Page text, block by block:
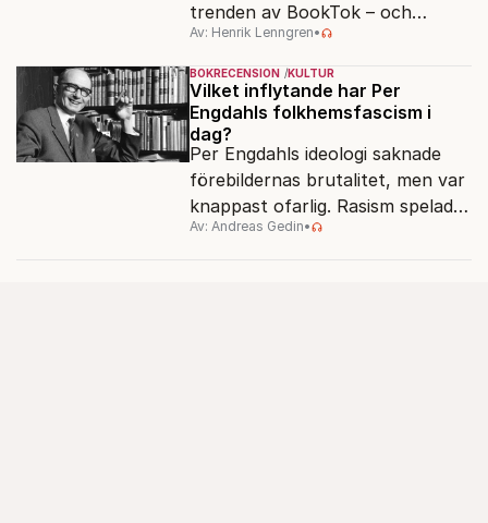
trenden av BookTok – och
förlagen följer efter.
Av: Henrik Lenngren•
BOKRECENSION KULTUR
Vilket inflytande har Per
Engdahls folkhemsfascism i
dag?
Per Engdahls ideologi saknade
förebildernas brutalitet, men var
knappast ofarlig. Rasism spelades
ned i förmån för "kultur". Känns
Av: Andreas Gedin•